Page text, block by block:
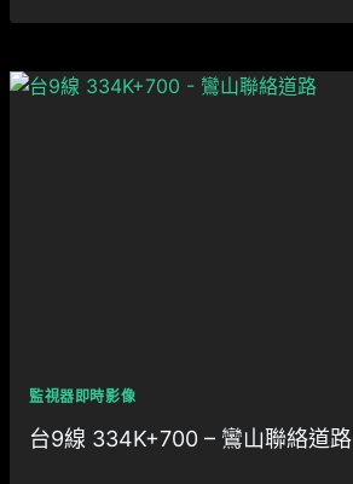
監視器即時影像
台9線 334K+700 – 鸞山聯絡道路